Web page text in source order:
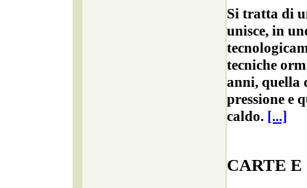
Si tratta di
unisce, in
tecniche
anni, quella
pressione e
caldo. [...]
CARTE